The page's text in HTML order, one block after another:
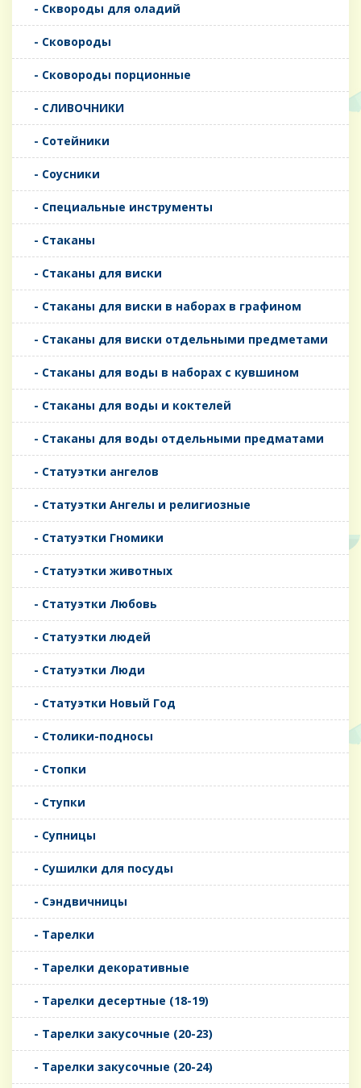
- Сквороды для оладий
- Сковороды
- Сковороды порционные
- СЛИВОЧНИКИ
- Сотейники
- Соусники
- Специальные инструменты
- Стаканы
- Стаканы для виски
- Стаканы для виски в наборах в графином
- Стаканы для виски отдельными предметами
- Стаканы для воды в наборах с кувшином
- Стаканы для воды и коктелей
- Стаканы для воды отдельными предматами
- Статуэтки ангелов
- Статуэтки Ангелы и религиозные
- Статуэтки Гномики
- Статуэтки животных
- Статуэтки Любовь
- Статуэтки людей
- Статуэтки Люди
- Статуэтки Новый Год
- Столики-подносы
- Стопки
- Ступки
- Супницы
- Сушилки для посуды
- Сэндвичницы
- Тарелки
- Тарелки декоративные
- Тарелки десертные (18-19)
- Тарелки закусочные (20-23)
- Тарелки закусочные (20-24)